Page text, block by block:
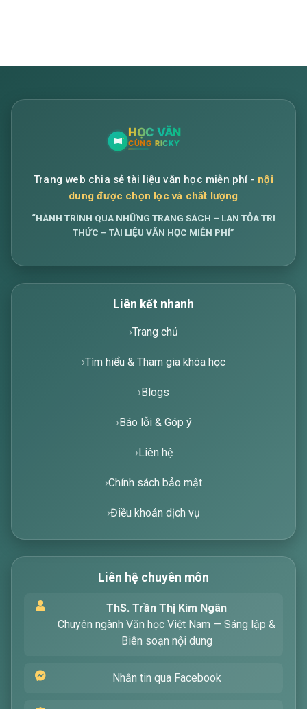
tìm kiếm các bài viết về văn học. Hãy nhập từ
khóa mà bạn quan tâm, tôi sẽ giúp bạn ngay
Trang web chia sẻ tài liệu văn học miễn phí - nội
dung được chọn lọc và chất lượng
“HÀNH TRÌNH QUA NHỮNG TRANG SÁCH – LAN TỎA TRI
THỨC – TÀI LIỆU VĂN HỌC MIỄN PHÍ”
Liên kết nhanh
Trang chủ
Tìm hiểu & Tham gia khóa học
Blogs
Báo lỗi & Góp ý
Liên hệ
Chính sách bảo mật
Điều khoản dịch vụ
Liên hệ chuyên môn
ThS. Trần Thị Kim Ngân
Chuyên ngành Văn học Việt Nam — Sáng lập &
Biên soạn nội dung
Nhắn tin qua Facebook